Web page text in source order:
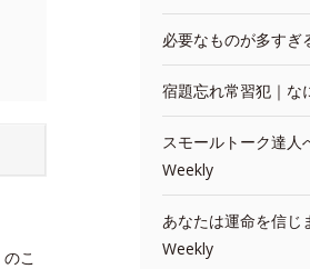
こ
必要なものが多すぎ
宿題忘れ常習犯｜な
スモールトーク達人
Weekly
あなたは運命を信じ
Weekly